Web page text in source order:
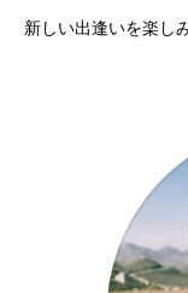
新しい出逢いを楽し